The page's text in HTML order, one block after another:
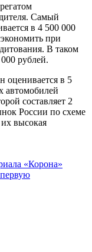
Самый
в 4 500 000
при
В таком
рублей.
оценивается в 5
автомобилей
составляет 2
России по схеме
высокая
«Корона»